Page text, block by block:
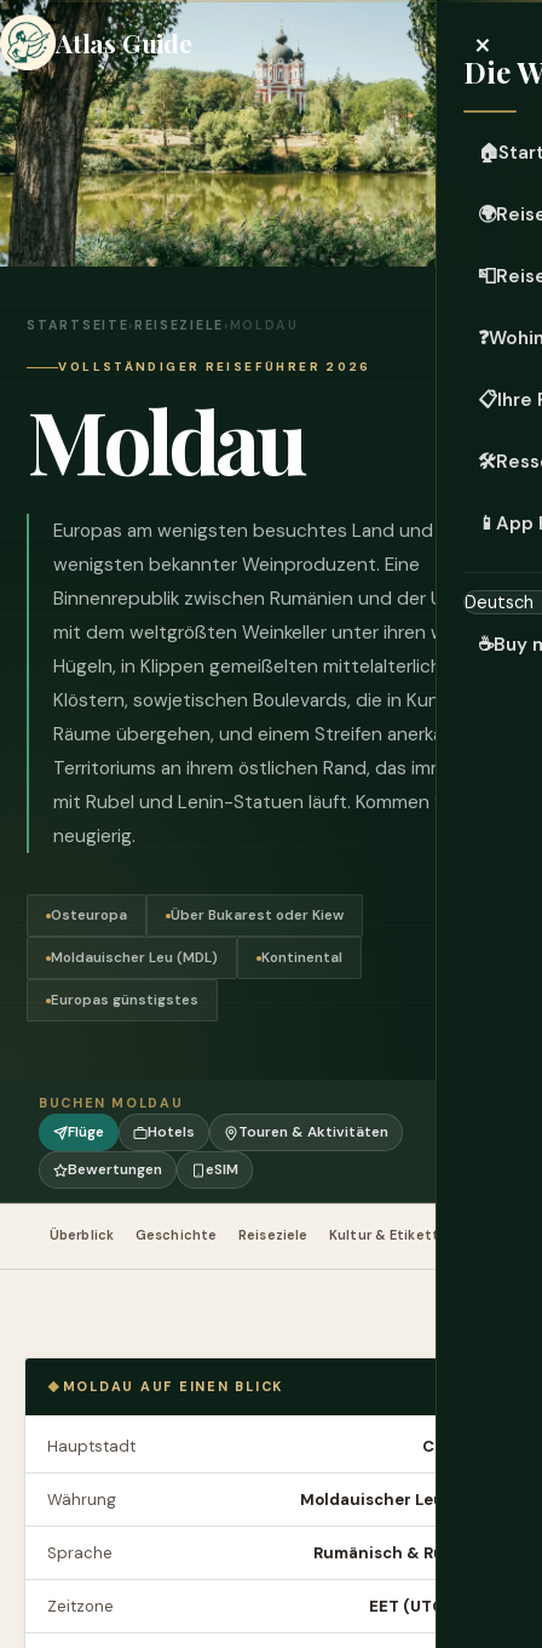
Atlas Guide ×
Die
🏠
🌍
📮
❓
📋Ihre
🛠️
📱 App
☕Buy
STARTSEITE›REISEZIELE › MOLDAU
VOLLSTÄNDIGER REISEFÜHRER 2026
Moldau
Europas am wenigsten besuchtes Land und sein am
wenigsten bekannter Weinproduzent. Eine
Binnenrepublik zwischen Rumänien und der Ukraine
mit dem weltgrößten Weinkeller unter ihren welligen
Hügeln, in Klippen gemeißelten mittelalterlichen
Klöstern, sowjetischen Boulevards, die in Kunst
Räume übergehen, und einem Streifen anerkannten
Territoriums an ihrem östlichen Rand, das immer noch
mit Rubel und Lenin-Statuen läuft. Kommen Sie
neugierig.
Osteuropa Über Bukarest oder Kiew
Moldauischer Leu (MDL) Kontinental
Europas günstigstes
BUCHEN MOLDAU
Flüge Hotels
Touren & Aktivitäten
Bewertungen
eSIM
Überblick Geschichte Reiseziele Kultur & Etikette
MOLDAU AUF EINEN BLICK
Hauptstadt Chișinău
Währung Moldauischer Leu (MDL)
Sprache Rumänisch & Russisch
Zeitzone EET (UTC+2/+3)